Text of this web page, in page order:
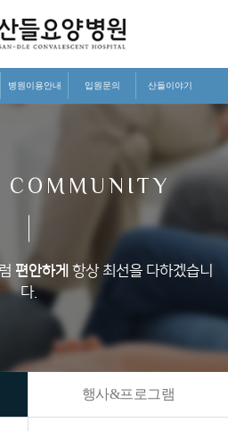
병원이용안내 입원문의 산들이야기
COMMUNITY
편안하게 항상 최선을 다하겠습니
다.
행사&프로그램